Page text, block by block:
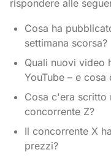
rispondere alle
Cosa ha
settimana scorsa?
Quali nuovi video
YouTube – e
Cosa c'era scritto
concorrente Z?
Il concorrente X
prezzi?